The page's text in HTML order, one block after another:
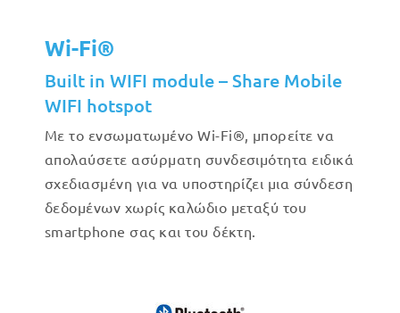
Wi-Fi®
Built in WIFI module – Share Mobile
WIFI hotspot
Με το ενσωματωμένο Wi-Fi®, μπορείτε να
απολαύσετε ασύρματη συνδεσιμότητα ειδικά
σχεδιασμένη για να υποστηρίζει μια σύνδεση
δεδομένων χωρίς καλώδιο μεταξύ του
smartphone σας και του δέκτη.